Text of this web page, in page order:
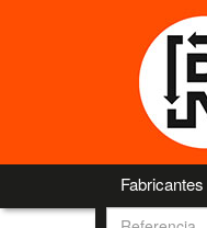
Fabricantes